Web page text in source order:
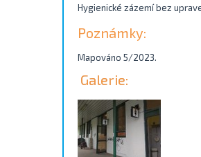
Hygienické zázemí bez
Poznámky:
Mapováno 5/2023.
Galerie: